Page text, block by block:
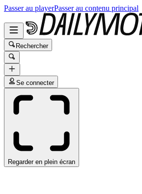
Passer au playerPasser au contenu principal
Rechercher
Se connecter
Regarder en plein écran